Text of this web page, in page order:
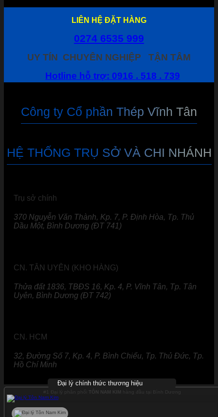
LIÊN HỆ ĐẶT HÀNG
0274 6535 999
UY TÍN CHUYÊN NGHIỆP
TẬN TÂM
Hotline hỗ trợ: 0916 . 518 . 739
Công ty Cổ phần Thép Vĩnh Tân
HỆ THỐNG TRỤ SỞ VÀ CHI NHÁNH
Trụ sở chính
370 Nguyễn Văn Thành, Kp. 7, P. Định Hòa, Tp. Thủ
Dầu Một, Bình Dương (ĐT 741)
CN. TÂN UYÊN (KHO HÀNG)
Thửa đất 1836, TBĐS 16, Kp. 4, P. Vĩnh Tân, Tp. Tân
Uyên, Bình Dương (ĐT 742)
CN. HCM
32, Đường Số 7, Kp. 4, P. Bình Chiểu, Tp. Thủ Đức, Tp.
Hồ Chí Minh
Đại lý chính thức thương hiệu
#1 Đại lý phân phối TÔN NAM KIM hàng đầu tại Bình Dương